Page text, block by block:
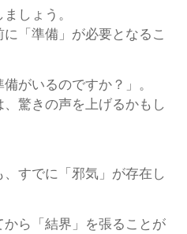
しょう。
「準備」が必要となるこ
がいるのですか？」。
、驚きの声を上げるかもし
、すでに「邪気」が存在し
から「結界」を張ることが